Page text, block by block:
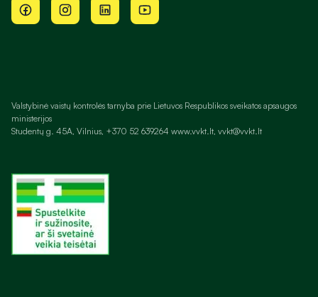
Valstybinė vaistų kontrolės tarnyba prie Lietuvos Respublikos sveikatos apsaugos
ministerijos
Studentų g. 45A, Vilnius, +370 52 639264 www.vvkt.lt, vvkt@vvkt.lt